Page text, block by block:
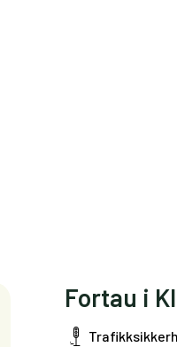
Fortau i